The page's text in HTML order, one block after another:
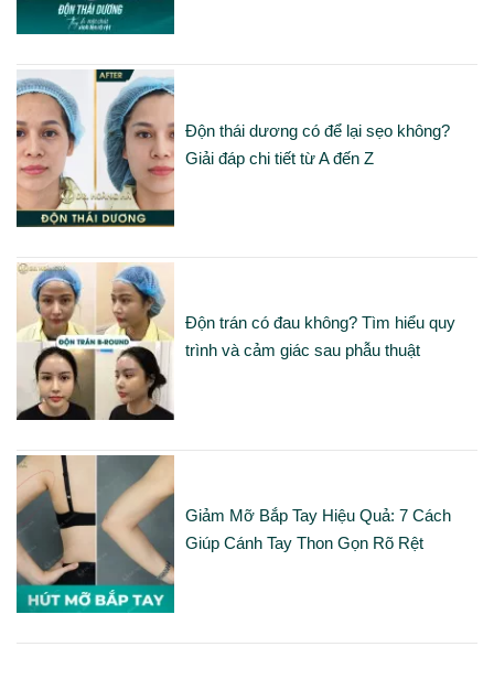
Độn thái dương có để lại sẹo không?
Giải đáp chi tiết từ A đến Z
Độn trán có đau không? Tìm hiểu quy
trình và cảm giác sau phẫu thuật
Giảm Mỡ Bắp Tay Hiệu Quả: 7 Cách
Giúp Cánh Tay Thon Gọn Rõ Rệt